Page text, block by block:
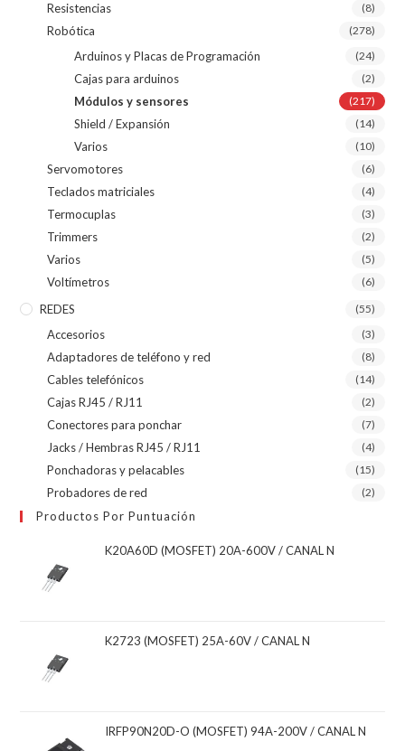
Resistencias (8)
Robótica (278)
Arduinos y Placas de Programación (24)
Cajas para arduinos (2)
Módulos y sensores (217)
Shield / Expansión (14)
Varios (10)
Servomotores (6)
Teclados matriciales (4)
Termocuplas (3)
Trimmers (2)
Varios (5)
Voltímetros (6)
REDES (55)
Accesorios (3)
Adaptadores de teléfono y red (8)
Cables telefónicos (14)
Cajas RJ45 / RJ11 (2)
Conectores para ponchar (7)
Jacks / Hembras RJ45 / RJ11 (4)
Ponchadoras y pelacables (15)
Probadores de red (2)
Productos Por Puntuación
K20A60D (MOSFET) 20A-600V / CANAL N
K2723 (MOSFET) 25A-60V / CANAL N
IRFP90N20D-O (MOSFET) 94A-200V / CANAL N